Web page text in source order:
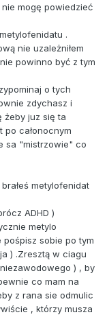
mogę powiedzieć
.
nie uzależniłem
powinno być z tym
o tych
zdychasz i
żeby juz się ta
po całonocnym
sa "mistrzowie" co
metylofenidat
ADHD )
metylo
sobie po tym
) .Zresztą w ciagu
) , by
co mam na
z rana sie odmulic
, którzy musza